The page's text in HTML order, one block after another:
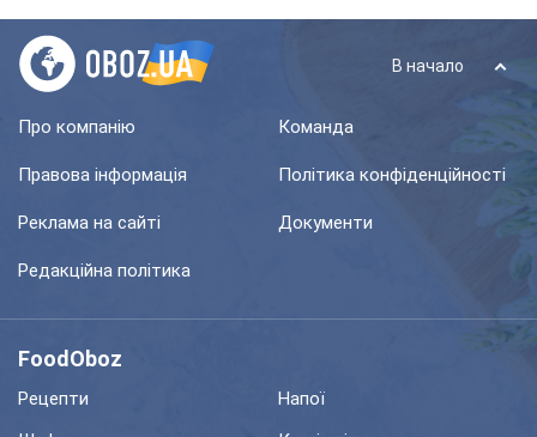
В начало
Про компанію Команда
Правова інформація Політика конфіденційності
Реклама на сайті Документи
Редакційна політика
FoodOboz
Рецепти
Напої